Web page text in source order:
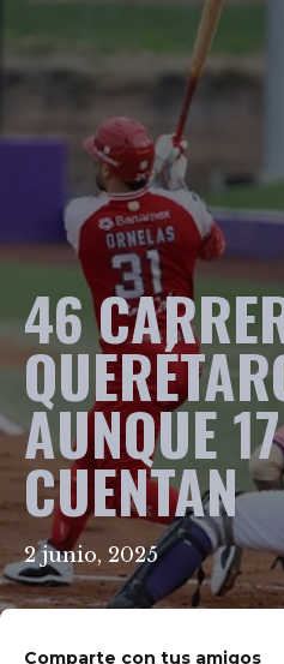
46
AUNQUE
CUENTAN
2 junio, 2025
Comparte con tus amigos